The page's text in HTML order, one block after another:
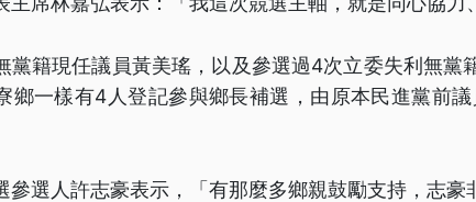
黨籍現任議員黃美瑤，以及參選過4次立委失利無黨
鄉一樣有4人登記參與鄉長補選，由原本民進黨前
參選人許志豪表示，「有那麼多鄉親鼓勵支持，志豪